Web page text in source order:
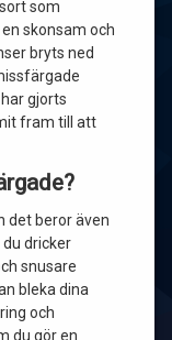
som
skonsam och
bryts ned
gjorts
fram till att
det beror även
dricker
snusare
bleka dina
och
du gör en